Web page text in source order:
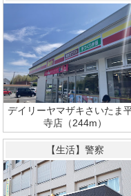
デイリーヤマザキさいたま
寺店（244m）
【生活】警察